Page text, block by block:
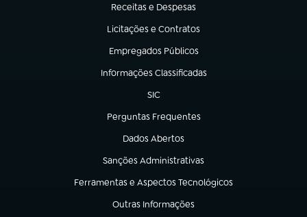
Receitas e Despesas
(abre em nova aba)
Licitações e Contratos
(abre em nova aba)
Empregados Públicos
(abre em nova aba)
Informações Classificadas
(abre em nova aba)
SIC
(abre em nova aba)
Perguntas Frequentes
(abre em nova aba)
Dados Abertos
(abre em nova aba)
Sanções Administrativas
(abre em nova aba)
Ferramentas e Aspectos Tecnológicos
(abre em nova aba)
Outras Informações
(abre em nova aba)